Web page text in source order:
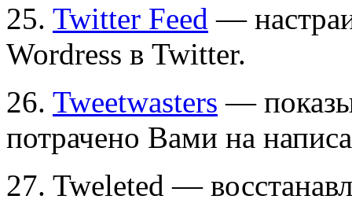
25. Twitter Feed —
Wordress в Twitter.
26. Tweetwasters —
потрачено Вами на
27. Tweleted —